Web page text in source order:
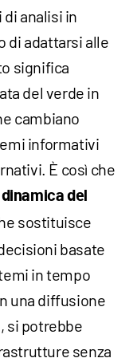
analisi in
di adattarsi alle
significa
del verde in
cambiano
informativi
È così che
del
sostituisce
basate
in tempo
una diffusione
si potrebbe
senza